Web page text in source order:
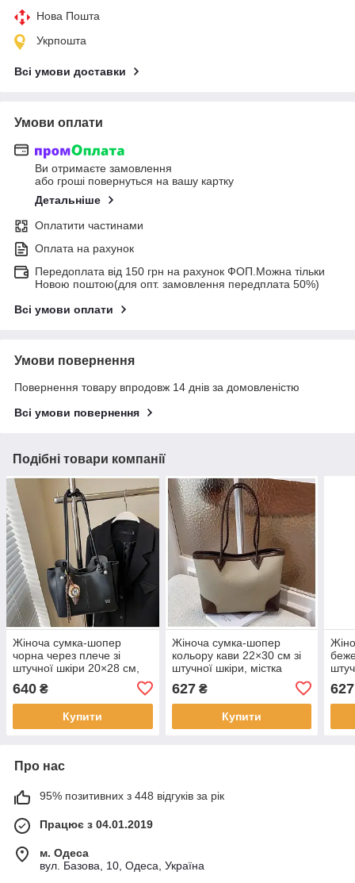
Нова Пошта
Укрпошта
Всі умови доставки
Умови оплати
Ви отримаєте замовлення
або гроші повернуться на вашу картку
Детальніше
Оплатити частинами
Оплата на рахунок
Передоплата від 150 грн на рахунок ФОП.Можна тільки
Новою поштою(для опт. замовлення передплата 50%)
Всі умови оплати
Умови повернення
Повернення товару впродовж 14 днів за домовленістю
Всі умови повернення
Подібні товари компанії
Жіноча сумка-шопер
чорна через плече зі
штучної шкіри 20×28 см,
довгими ручками KAY
640 ₴
Купити
Жіноча сумка-шопер
кольору кави 22×30 см зі
штучної шкіри, містка
сумка на плече з довгими
ручками KAY
627₴
Купити
627
Про нас
95% позитивних з 448 відгуків за рік
Працює з 04.01.2019
м. Одеса
вул. Базова, 10, Одеса, Україна